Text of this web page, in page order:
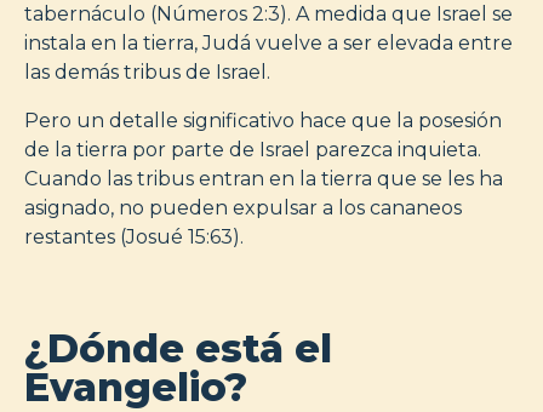
tabernáculo (Números 2:3). A medida que Israel se
instala en la tierra, Judá vuelve a ser elevada entre
las demás tribus de Israel.
Pero un detalle significativo hace que la posesión
de la tierra por parte de Israel parezca inquieta.
Cuando las tribus entran en la tierra que se les ha
asignado, no pueden expulsar a los cananeos
restantes (Josué 15:63).
¿Dónde está el
Evangelio?